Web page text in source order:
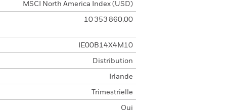
MSCI North America Index (USD)
10 353 860,00
IE00B14X4M10
Distribution
Irlande
Trimestrielle
Oui